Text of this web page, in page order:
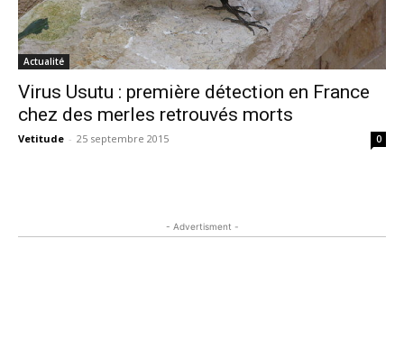
Actualité
Virus Usutu : première détection en France
chez des merles retrouvés morts
Vetitude - 25 septembre 2015 0
- Advertisment -